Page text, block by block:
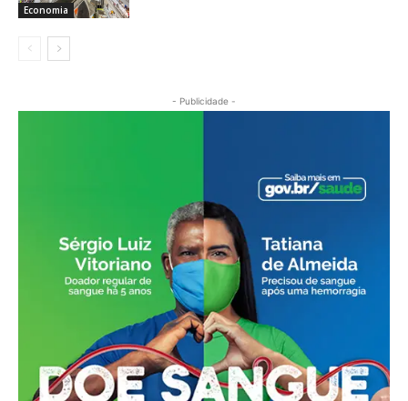
Economia
- Publicidade -